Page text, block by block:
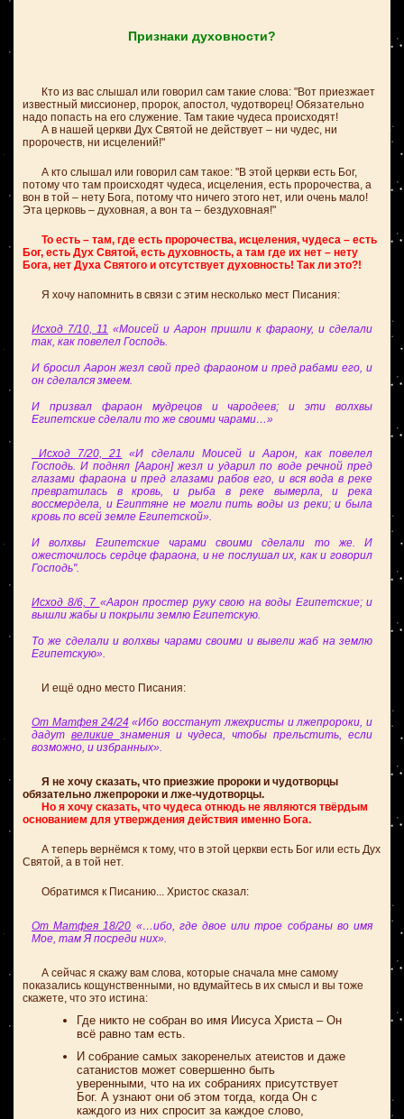
Признаки духовности?
Кто из вас слышал или говорил сам такие слова: "Вот приезжает
известный миссионер, пророк, апостол, чудотворец! Обязательно
надо попасть на его служение. Там такие чудеса происходят!
А в нашей церкви Дух Святой не действует – ни чудес, ни
пророчеств, ни исцелений!"
А кто слышал или говорил сам такое: "В этой церкви есть Бог,
потому что там происходят чудеса, исцеления, есть пророчества, а
вон в той – нету Бога, потому что ничего этого нет, или очень мало!
Эта церковь – духовная, а вон та – бездуховная!"
То есть – там, где есть пророчества, исцеления, чудеса – есть
Бог, есть Дух Святой, есть духовность, а там где их нет – нету
Бога, нет Духа Святого и отсутствует духовность! Так ли это?!
Я хочу напомнить в связи с этим несколько мест Писания:
Исход 7/10, 11 «Моисей и Аарон пришли к фараону, и сделали
так, как повелел Господь.
И бросил Аарон жезл свой пред фараоном и пред рабами его, и
он сделался змеем.
И призвал фараон мудрецов и чародеев; и эти волхвы
Египетские сделали то же своими чарами…»
Исход 7/20, 21 «И сделали Моисей и Аарон, как повелел
Господь. И поднял [Аарон] жезл и ударил по воде речной пред
глазами фараона и пред глазами рабов его, и вся вода в реке
превратилась в кровь, и рыба в реке вымерла, и река
воссмердела, и Египтяне не могли пить воды из реки; и была
кровь по всей земле Египетской».
И волхвы Египетские чарами своими сделали то же. И
ожесточилось сердце фараона, и не послушал их, как и говорил
Господь".
Исход 8/6, 7 «Аарон простер руку свою на воды Египетские; и
вышли жабы и покрыли землю Египетскую.
То же сделали и волхвы чарами своими и вывели жаб на землю
Египетскую».
И ещё одно место Писания:
От Матфея 24/24«Ибо восстанут лжехристы и лжепророки, и
дадут великие знамения и чудеса, чтобы прельстить, если
возможно, и избранных».
Я не хочу сказать, что приезжие пророки и чудотворцы
обязательно лжепророки и лже-чудотворцы.
Но я хочу сказать, что чудеса отнюдь не являются твёрдым
основанием для утверждения действия именно Бога.
А теперь вернёмся к тому, что в этой церкви есть Бог или есть Дух
Святой, а в той нет.
Обратимся к Писанию... Христос сказал:
От Матфея 18/20 «…ибо, где двое или трое собраны во имя
Мое, там Я посреди них».
А сейчас я скажу вам слова, которые сначала мне самому
показались кощунственными, но вдумайтесь в их смысл и вы тоже
скажете, что это истина:
Где никто не собран во имя Иисуса Христа – Он
всё равно там есть.
И собрание самых закоренелых атеистов и даже
сатанистов может совершенно быть
уверенными, что на их собраниях присутствует
Бог. А узнают они об этом тогда, когда Он с
каждого из них спросит за каждое слово,